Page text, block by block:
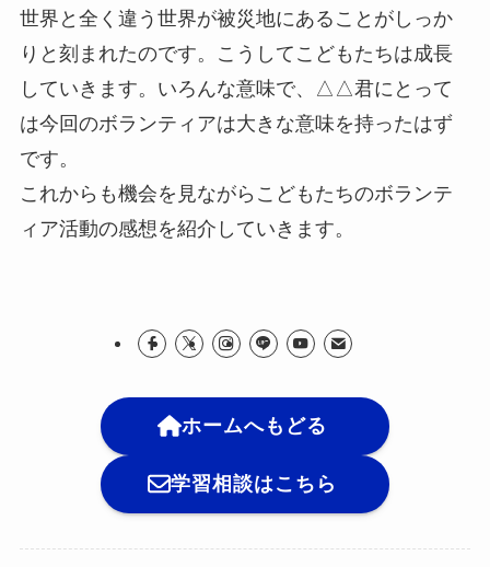
世界と全く違う世界が被災地にあることがしっか
りと刻まれたのです。こうしてこどもたちは成長
していきます。いろんな意味で、△△君にとって
は今回のボランティアは大きな意味を持ったはず
です。
これからも機会を見ながらこどもたちのボランテ
ィア活動の感想を紹介していきます。
ホームへもどる
学習相談はこちら